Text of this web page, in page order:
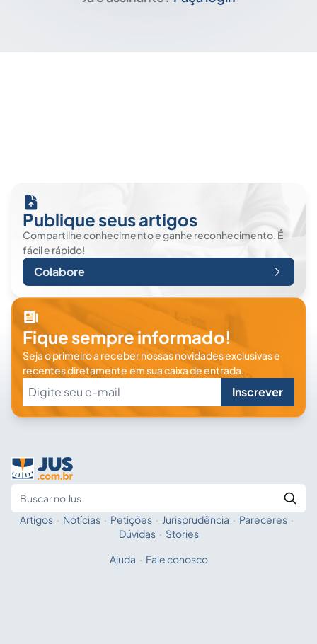
Publique seus artigos
Compartilhe conhecimento e ganhe reconhecimento. É
fácil e rápido!
Colabore
Fique sempre informado!
Seja o primeiro a receber nossas novidades exclusivas e
recentes diretamente em sua caixa de entrada.
Inscrever
Fale com a IA
Artigos · Notícias · Petições · Jurisprudência · Pareceres ·
Dúvidas · Stories
Ajuda · Fale conosco